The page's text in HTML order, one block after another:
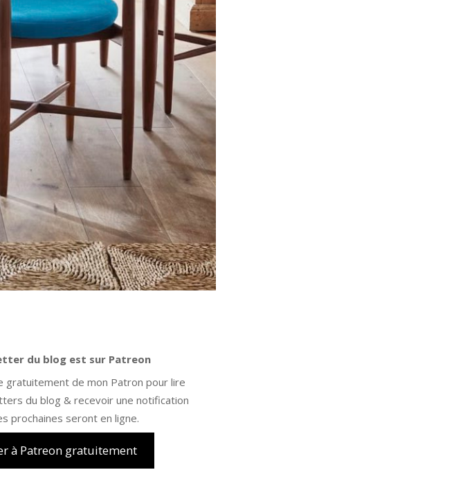
du blog est sur Patreon
gratuitement de mon Patron pour lire
du blog & recevoir une notification
prochaines seront en ligne.
à Patreon gratuitement